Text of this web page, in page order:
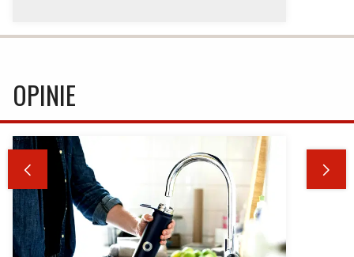
OPINIE
 